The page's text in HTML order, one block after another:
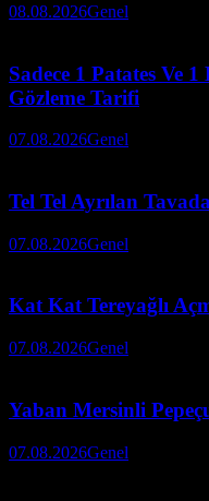
08.08.2026Genel
Sadece 1 Patates Ve
Gözleme Tarifi
07.08.2026Genel
Tel Tel Ayrılan
07.08.2026Genel
Kat Kat Tereyağlı
07.08.2026Genel
Yaban Mersinli
07.08.2026Genel